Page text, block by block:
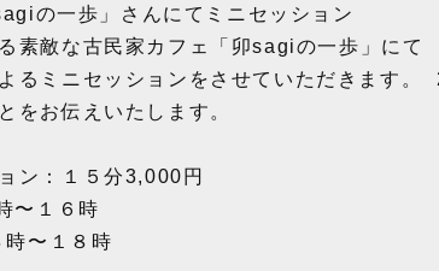
の一歩」さんにてミニセッション
素敵な古民家カフェ「卯sagiの一歩」にて
るミニセッションをさせていただきます
をお伝えいたします。
ン：１５分3,000円
〜１６時
〜１８時